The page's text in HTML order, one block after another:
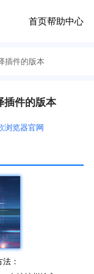
首页帮助中心
插件的版本
件的版本
浏览器官网
：